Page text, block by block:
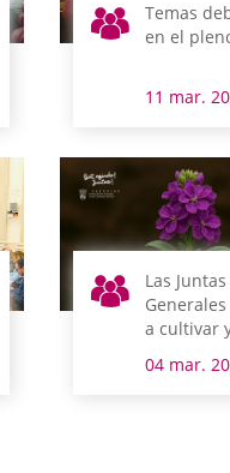
Temas
en el
11 mar.
Las Juntas
a cultivar
04 mar.